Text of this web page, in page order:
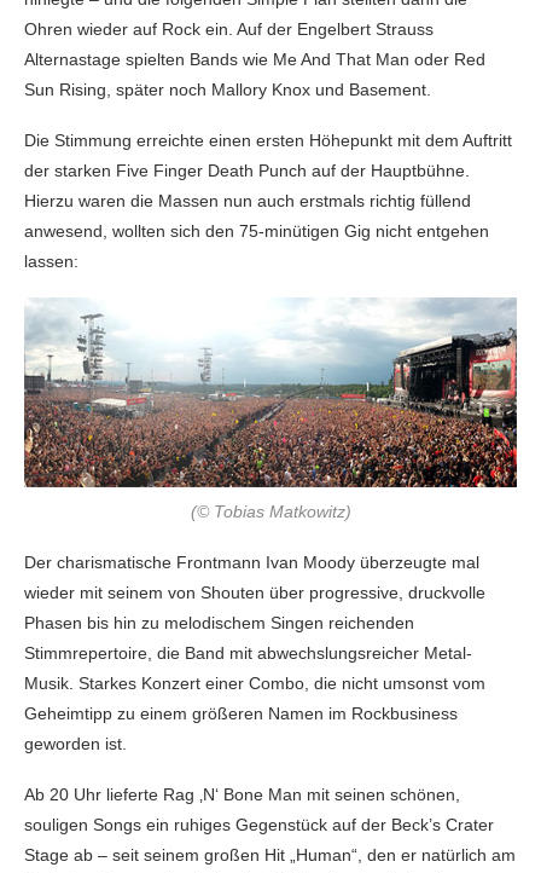
Ohren wieder auf Rock ein. Auf der Engelbert Strauss
Alternastage spielten Bands wie Me And That Man oder Red
Sun Rising, später noch Mallory Knox und Basement.
Die Stimmung erreichte einen ersten Höhepunkt mit dem Auftritt
der starken Five Finger Death Punch auf der Hauptbühne.
Hierzu waren die Massen nun auch erstmals richtig füllend
anwesend, wollten sich den 75-minütigen Gig nicht entgehen
lassen:
(© Tobias Matkowitz)
Der charismatische Frontmann Ivan Moody überzeugte mal
wieder mit seinem von Shouten über progressive, druckvolle
Phasen bis hin zu melodischem Singen reichenden
Stimmrepertoire, die Band mit abwechslungsreicher Metal-
Musik. Starkes Konzert einer Combo, die nicht umsonst vom
Geheimtipp zu einem größeren Namen im Rockbusiness
geworden ist.
Ab 20 Uhr lieferte Rag ‚N‘ Bone Man mit seinen schönen,
souligen Songs ein ruhiges Gegenstück auf der Beck’s Crater
Stage ab – seit seinem großen Hit „Human“, den er natürlich am